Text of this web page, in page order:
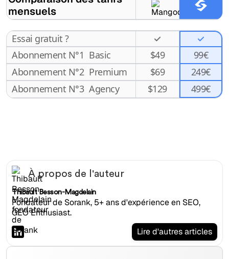
mensuels
Essai gratuit ?
Abonnement N°1 Basic $49
99€
Abonnement N°2 Premium $69
249€
Abonnement N°3 Agency $129 499€
À propos de l'auteur
Thibault Besson-Magdelain
Fondateur de Sorank, 5+ ans d'expérience en SEO,
GEO Enthusiast.
Lire d'autres articles